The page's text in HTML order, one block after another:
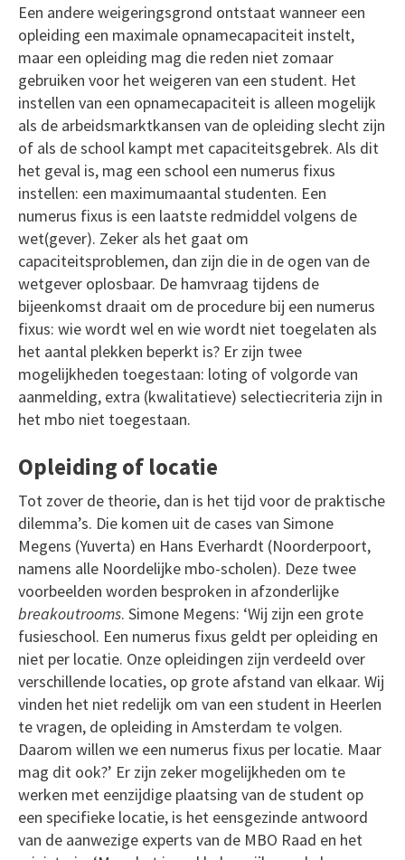
Een andere weigeringsgrond ontstaat wanneer een
opleiding een maximale opnamecapaciteit instelt,
maar een opleiding mag die reden niet zomaar
gebruiken voor het weigeren van een student. Het
instellen van een opnamecapaciteit is alleen mogelijk
als de arbeidsmarktkansen van de opleiding slecht zijn
of als de school kampt met capaciteitsgebrek. Als dit
het geval is, mag een school een numerus fixus
instellen: een maximumaantal studenten. Een
numerus fixus is een laatste redmiddel volgens de
wet(gever). Zeker als het gaat om
capaciteitsproblemen, dan zijn die in de ogen van de
wetgever oplosbaar. De hamvraag tijdens de
bijeenkomst draait om de procedure bij een numerus
fixus: wie wordt wel en wie wordt niet toegelaten als
het aantal plekken beperkt is? Er zijn twee
mogelijkheden toegestaan: loting of volgorde van
aanmelding, extra (kwalitatieve) selectiecriteria zijn in
het mbo niet toegestaan.
Opleiding of locatie
Tot zover de theorie, dan is het tijd voor de praktische
dilemma’s. Die komen uit de cases van Simone
Megens (Yuverta) en Hans Everhardt (Noorderpoort,
namens alle Noordelijke mbo-scholen). Deze twee
voorbeelden worden besproken in afzonderlijke
breakoutrooms. Simone Megens: ‘Wij zijn een grote
fusieschool. Een numerus fixus geldt per opleiding en
niet per locatie. Onze opleidingen zijn verdeeld over
verschillende locaties, op grote afstand van elkaar. Wij
vinden het niet redelijk om van een student in Heerlen
te vragen, de opleiding in Amsterdam te volgen.
Daarom willen we een numerus fixus per locatie. Maar
mag dit ook?’ Er zijn zeker mogelijkheden om te
werken met eenzijdige plaatsing van de student op
een specifieke locatie, is het eensgezinde antwoord
van de aanwezige experts van de MBO Raad en het